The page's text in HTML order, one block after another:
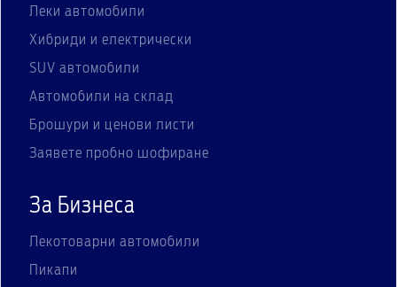
Леки автомобили
Хибриди и електрически
SUV автомобили
Автомобили на склад
Брошури и ценови листи
Заявете пробно шофиране
За Бизнеса
Лекотоварни автомобили
Пикапи